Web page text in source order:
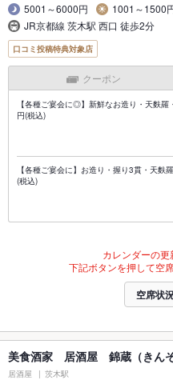
5001～6000円
1001～1500
JR京都線 茨木駅 西口 徒歩2分
口コミ投稿特典対象店
クーポン
【各種ご宴会に◎】新鮮なお造り・天麩
円(税込)
【各種ご宴会に】お造り・握り3貫・天
(税込)
カレンダーの更
下記ボタンを押して空
空席状
美食酒家 居酒屋 錦蔵（きんぞ
居酒屋 茨木駅